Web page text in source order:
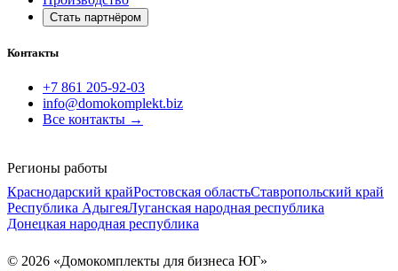
Стать партнёром
Контакты
+7 861 205-92-03
info@domokomplekt.biz
Все контакты →
Регионы работы
Краснодарский крайРостовская областьСтавропольский край
Республика АдыгеяЛуганская народная республика
Донецкая народная республика
© 2026 «Домокомплекты для бизнеса ЮГ»